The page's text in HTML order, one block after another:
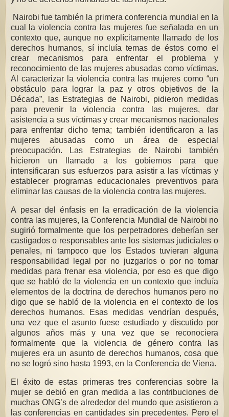
Nairobi fue también la primera conferencia mundial en la
cual la violencia contra las mujeres fue señalada en un
contexto que, aunque no explícitamente llamado de los
derechos humanos, sí incluía temas de éstos como el
crear mecanismos para enfrentar el problema y
reconocimiento de las mujeres abusadas como víctimas.
Al caracterizar la violencia contra las mujeres como “un
obstáculo para lograr la paz y otros objetivos de la
Década”, las Estrategias de Nairobi, pidieron medidas
para prevenir la violencia contra las mujeres, dar
asistencia a sus víctimas y crear mecanismos nacionales
para enfrentar dicho tema; también identificaron a las
mujeres abusadas como un área de especial
preocupación. Las Estrategias de Nairobi también
hicieron un llamado a los gobiernos para que
intensificaran sus esfuerzos para asistir a las víctimas y
establecer programas educacionales preventivos para
eliminar las causas de la violencia contra las mujeres.
A pesar del énfasis en la erradicación de la violencia
contra las mujeres, la Conferencia Mundial de Nairobi no
sugirió formalmente que los perpetradores deberían ser
castigados o responsables ante los sistemas judiciales o
penales, ni tampoco que los Estados tuvieran alguna
responsabilidad legal por no juzgarlos o por no tomar
medidas para frenar esa violencia, por eso es que digo
que se habló de la violencia en un contexto que incluía
elementos de la doctrina de derechos humanos pero no
digo que se habló de la violencia en el contexto de los
derechos humanos. Esas medidas vendrían después,
una vez que el asunto fuese estudiado y discutido por
algunos años más y una vez que se reconociera
formalmente que la violencia de género contra las
mujeres era un asunto de derechos humanos, cosa que
no se logró sino hasta 1993, en la Conferencia de Viena.
El éxito de estas primeras tres conferencias sobre la
mujer se debió en gran medida a las contribuciones de
muchas ONG’s de alrededor del mundo que asistieron a
las conferencias en cantidades sin precedentes. Pero el